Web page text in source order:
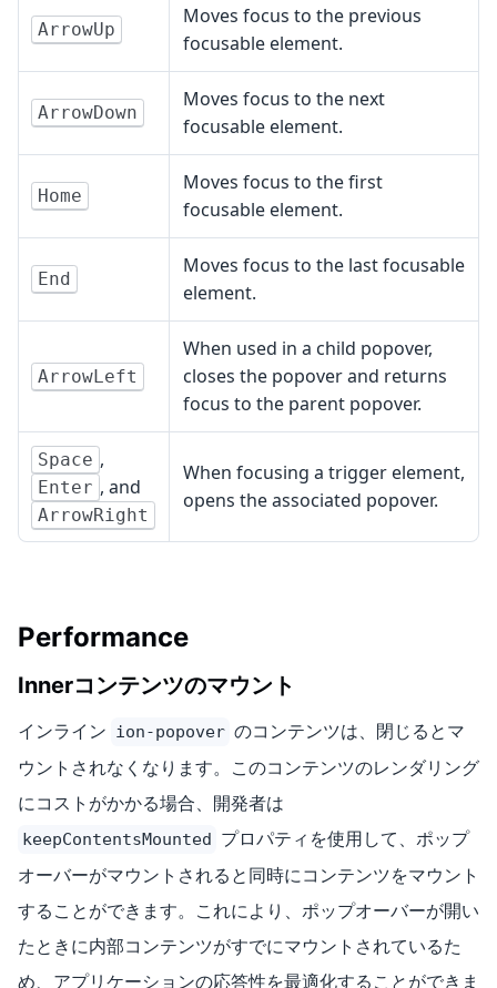
ArrowUp
Moves focus to the previous
focusable element.
ArrowDown
Moves focus to the next
focusable element.
Home
Moves focus to the first
focusable element.
End
Moves focus to the last focusable
element.
ArrowLeft
When used in a child popover,
closes the popover and returns
focus to the parent popover.
Space ,
Enter , and
ArrowRight
When focusing a trigger element,
opens the associated popover.
Performance
Innerコンテンツのマウント
インライン ion-popover のコンテンツは、閉じるとマ
ウントされなくなります。このコンテンツのレンダリング
にコストがかかる場合、開発者は
keepContentsMounted
プロパティを使用して、ポップ
オーバーがマウントされると同時にコンテンツをマウント
することができます。これにより、ポップオーバーが開い
たときに内部コンテンツがすでにマウントされているた
め、アプリケーションの応答性を最適化することができま